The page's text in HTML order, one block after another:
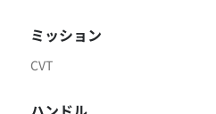
ミッション
CVT